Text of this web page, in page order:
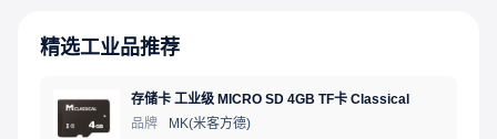
精选工业品推荐
存储卡 工业级 MICRO SD 4GB TF卡 Classical
品牌
MK(米客方德)